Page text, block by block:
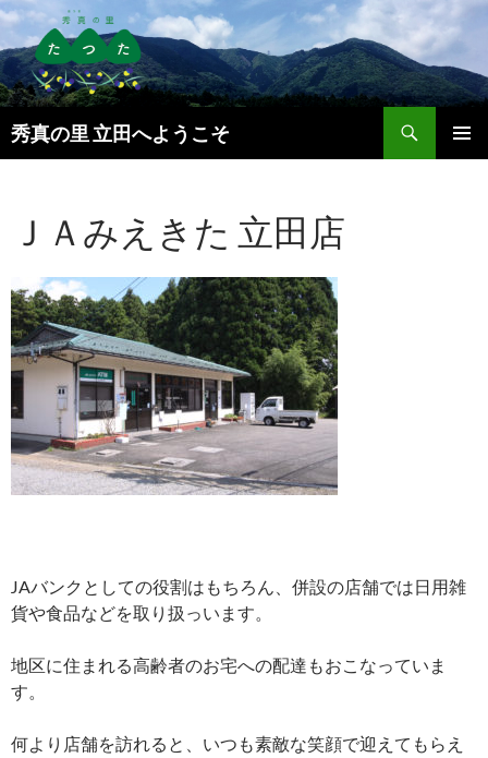
秀真の里 立田へようこそ
索
ツ
ス
キ
ッ
プ
ＪＡみえきた 立田店
JAバンクとしての役割はもちろん、併設の店舗では日用雑
貨や食品などを取り扱っいます。
地区に住まれる高齢者のお宅への配達もおこなっていま
す。
何より店舗を訪れると、いつも素敵な笑顔で迎えてもらえ